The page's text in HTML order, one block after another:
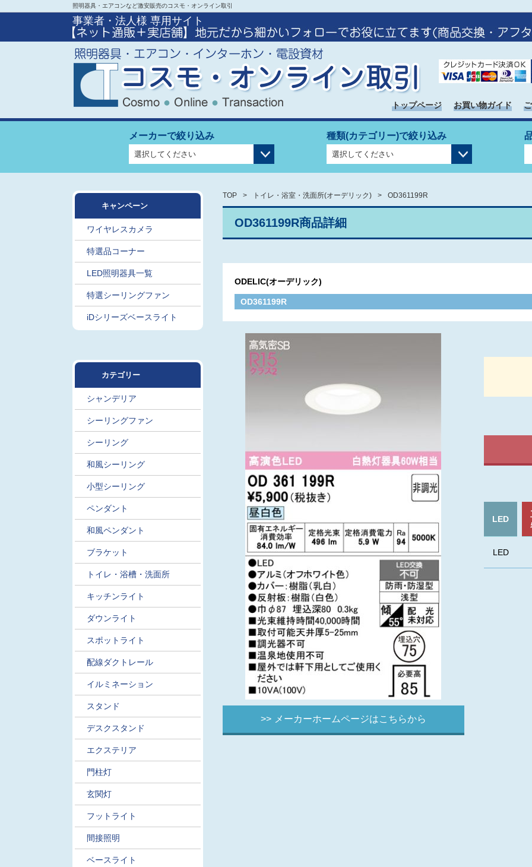
照明器具・エアコンなど激安販売のコスモ・オンライン取引
事業者・法人様 専用サイト
トップページ お買い物ガイド
メーカーで絞り込み 種類(カテゴリー)で絞り込み
キャンペーン
ワイヤレスカメラ
特選品コーナー
LED照明器具一覧
特選シーリングファン
iDシリーズベースライト
カテゴリー
シャンデリア
シーリングファン
シーリング
和風シーリング
小型シーリング
ペンダント
和風ペンダント
ブラケット
トイレ・浴槽・洗面所
キッチンライト
ダウンライト
スポットライト
配線ダクトレール
イルミネーション
スタンド
デスクスタンド
エクステリア
門柱灯
玄関灯
フットライト
間接照明
ベースライト
TOP トイレ・浴室・洗面所(オーデリック) OD361199R
OD361199R商品詳細
ODELIC(オーデリック)
OD361199R
メーカーホームページはこちらから
LED
LED